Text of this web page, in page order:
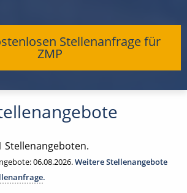
Stellenanfrage für
ZMP
Stellenangeboten.
06.08.2026.Weitere Stellenangebote
.